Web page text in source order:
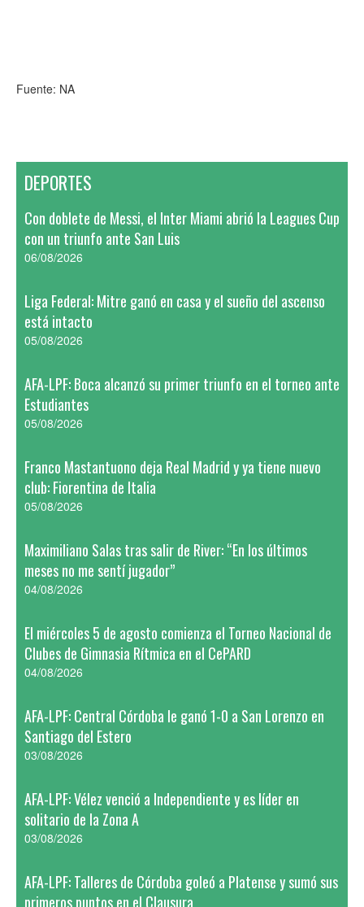
Fuente: NA
DEPORTES
Con doblete de Messi, el Inter Miami abrió la Leagues Cup
con un triunfo ante San Luis
06/08/2026
Liga Federal: Mitre ganó en casa y el sueño del ascenso
está intacto
05/08/2026
AFA-LPF: Boca alcanzó su primer triunfo en el torneo ante
Estudiantes
05/08/2026
Franco Mastantuono deja Real Madrid y ya tiene nuevo
club: Fiorentina de Italia
05/08/2026
Maximiliano Salas tras salir de River: “En los últimos
meses no me sentí jugador”
04/08/2026
El miércoles 5 de agosto comienza el Torneo Nacional de
Clubes de Gimnasia Rítmica en el CePARD
04/08/2026
AFA-LPF: Central Córdoba le ganó 1-0 a San Lorenzo en
Santiago del Estero
03/08/2026
AFA-LPF: Vélez venció a Independiente y es líder en
solitario de la Zona A
03/08/2026
AFA-LPF: Talleres de Córdoba goleó a Platense y sumó sus
primeros puntos en el Clausura